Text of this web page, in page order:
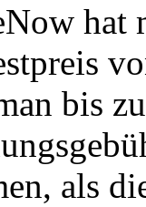
hat
bis
als